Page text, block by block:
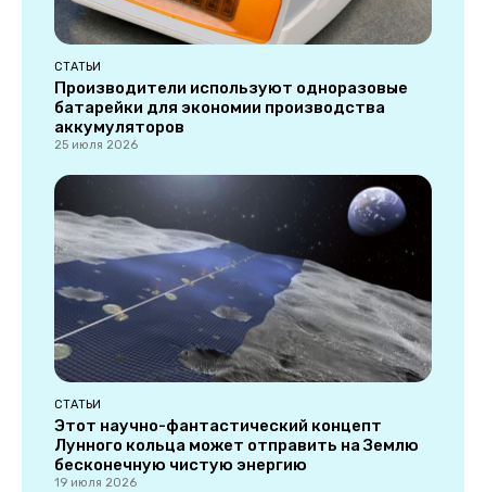
СТАТЬИ
Производители используют одноразовые
батарейки для экономии производства
аккумуляторов
25 июля 2026
СТАТЬИ
Этот научно-фантастический концепт
Лунного кольца может отправить на Землю
бесконечную чистую энергию
19 июля 2026